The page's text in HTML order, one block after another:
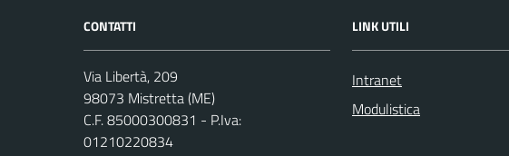
CONTATTI
Via Libertà, 209
98073 Mistretta (ME)
C.F. 85000300831 - P.Iva:
01210220834
LINK UTILI
Intranet
Modulistica